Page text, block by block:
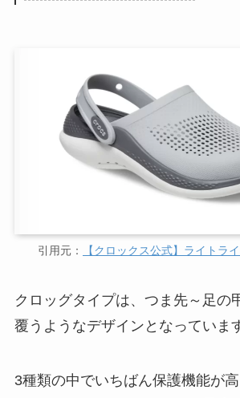
引用元： 【クロックス公式】ライトラ
クロッグタイプは、つま先～足の
覆うようなデザインとなっていま
3種類の中でいちばん保護機能が